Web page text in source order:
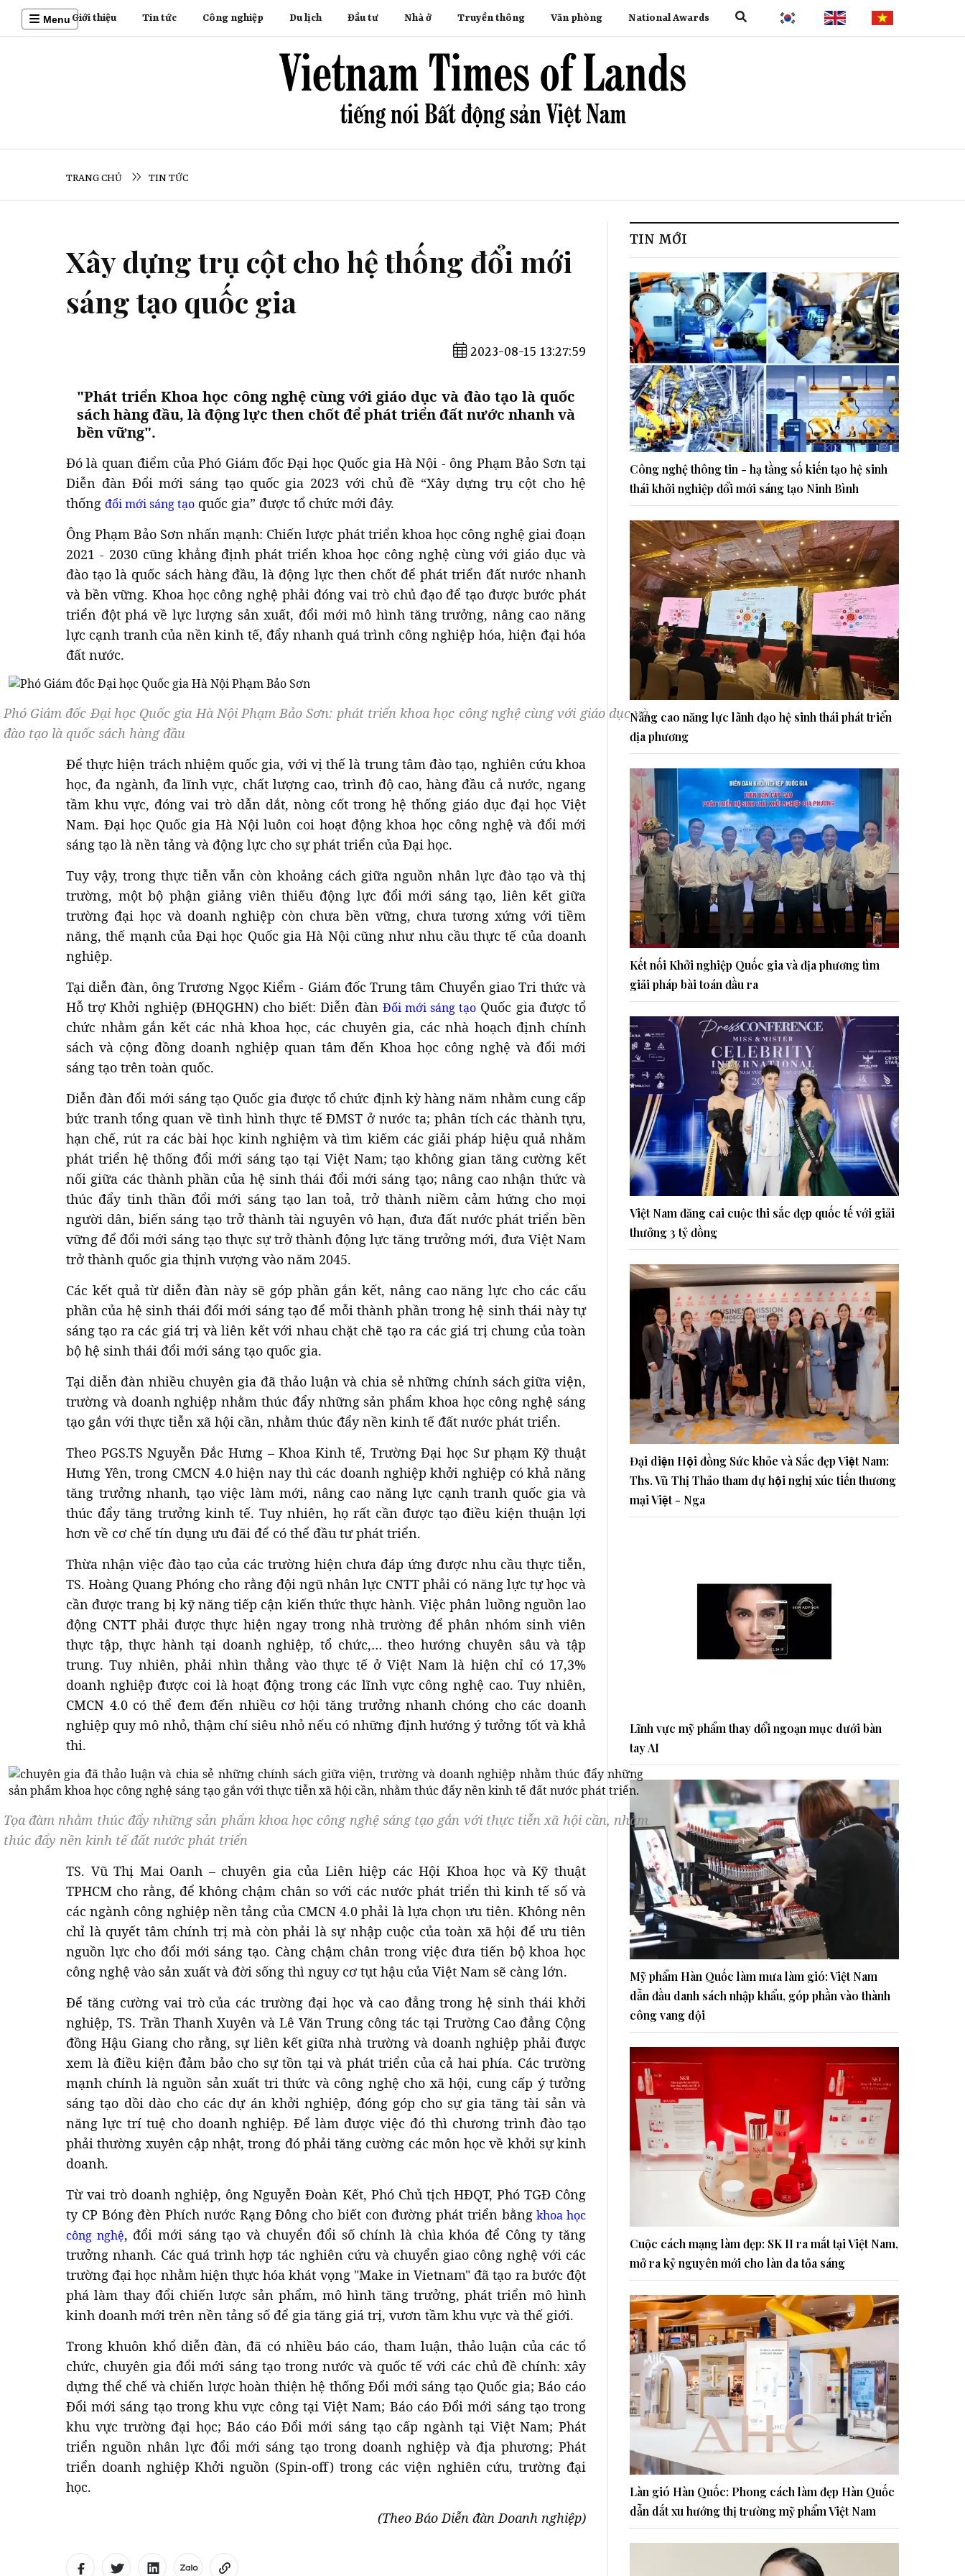
Menu Giới thiệu Tin tức Công nghiệp Du lịch Đầu tư Nhà ở Truyền thông Văn phòng National Awards
TRANG CHỦ TIN TỨC
Xây dựng trụ cột cho hệ thống đổi mới
sáng tạo quốc gia
2023-08-15 13:27:59
"Phát triển Khoa học công nghệ cùng với giáo dục và đào tạo là quốc
sách hàng đầu, là động lực then chốt để phát triển đất nước nhanh và
bền vững".
Đó là quan điểm của Phó Giám đốc Đại học Quốc gia Hà Nội - ông Phạm Bảo Sơn tại
Diễn đàn Đổi mới sáng tạo quốc gia 2023 với chủ đề “Xây dựng trụ cột cho hệ
thống đổi mới sáng tạo quốc gia” được tổ chức mới đây.
Ông Phạm Bảo Sơn nhấn mạnh: Chiến lược phát triển khoa học công nghệ giai đoạn
2021 - 2030 cũng khẳng định phát triển khoa học công nghệ cùng với giáo dục và
đào tạo là quốc sách hàng đầu, là động lực then chốt để phát triển đất nước nhanh
và bền vững. Khoa học công nghệ phải đóng vai trò chủ đạo để tạo được bước phát
triển đột phá về lực lượng sản xuất, đổi mới mô hình tăng trưởng, nâng cao năng
lực cạnh tranh của nền kinh tế, đẩy nhanh quá trình công nghiệp hóa, hiện đại hóa
đất nước.
Phó Giám đốc Đại học Quốc gia Hà Nội Phạm Bảo Sơn: phát triển khoa học công nghệ cùng với giáo dục và
đào tạo là quốc sách hàng đầu
Để thực hiện trách nhiệm quốc gia, với vị thế là trung tâm đào tạo, nghiên cứu khoa
học, đa ngành, đa lĩnh vực, chất lượng cao, trình độ cao, hàng đầu cả nước, ngang
tầm khu vực, đóng vai trò dẫn dắt, nòng cốt trong hệ thống giáo dục đại học Việt
Nam. Đại học Quốc gia Hà Nội luôn coi hoạt động khoa học công nghệ và đổi mới
sáng tạo là nền tảng và động lực cho sự phát triển của Đại học.
Tuy vậy, trong thực tiễn vẫn còn khoảng cách giữa nguồn nhân lực đào tạo và thị
trường, một bộ phận giảng viên thiếu động lực đổi mới sáng tạo, liên kết giữa
trường đại học và doanh nghiệp còn chưa bền vững, chưa tương xứng với tiềm
năng, thế mạnh của Đại học Quốc gia Hà Nội cũng như nhu cầu thực tế của doanh
nghiệp.
Tại diễn đàn, ông Trương Ngọc Kiểm - Giám đốc Trung tâm Chuyển giao Tri thức và
Hỗ trợ Khởi nghiệp (ĐHQGHN) cho biết: Diễn đàn Đổi mới sáng tạo Quốc gia được tổ
chức nhằm gắn kết các nhà khoa học, các chuyên gia, các nhà hoạch định chính
sách và cộng đồng doanh nghiệp quan tâm đến Khoa học công nghệ và đổi mới
sáng tạo trên toàn quốc.
Diễn đàn đổi mới sáng tạo Quốc gia được tổ chức định kỳ hàng năm nhằm cung cấp
bức tranh tổng quan về tình hình thực tế ĐMST ở nước ta; phân tích các thành tựu,
hạn chế, rút ra các bài học kinh nghiệm và tìm kiếm các giải pháp hiệu quả nhằm
phát triển hệ thống đổi mới sáng tạo tại Việt Nam; tạo không gian tăng cường kết
nối giữa các thành phần của hệ sinh thái đổi mới sáng tạo; nâng cao nhận thức và
thúc đẩy tinh thần đổi mới sáng tạo lan toả, trở thành niềm cảm hứng cho mọi
người dân, biến sáng tạo trở thành tài nguyên vô hạn, đưa đất nước phát triển bền
vững để đổi mới sáng tạo thực sự trở thành động lực tăng trưởng mới, đưa Việt Nam
trở thành quốc gia thịnh vượng vào năm 2045.
Các kết quả từ diễn đàn này sẽ góp phần gắn kết, nâng cao năng lực cho các cấu
phần của hệ sinh thái đổi mới sáng tạo để mỗi thành phần trong hệ sinh thái này tự
sáng tạo ra các giá trị và liên kết với nhau chặt chẽ tạo ra các giá trị chung của toàn
bộ hệ sinh thái đổi mới sáng tạo quốc gia.
Tại diễn đàn nhiều chuyên gia đã thảo luận và chia sẻ những chính sách giữa viện,
trường và doanh nghiệp nhằm thúc đẩy những sản phẩm khoa học công nghệ sáng
tạo gắn với thực tiễn xã hội cần, nhằm thúc đẩy nền kinh tế đất nước phát triển.
Theo PGS.TS Nguyễn Đắc Hưng – Khoa Kinh tế, Trường Đại học Sư phạm Kỹ thuật
Hưng Yên, trong CMCN 4.0 hiện nay thì các doanh nghiệp khởi nghiệp có khả năng
tăng trưởng nhanh, tạo việc làm mới, nâng cao năng lực cạnh tranh quốc gia và
thúc đẩy tăng trưởng kinh tế. Tuy nhiên, họ rất cần được tạo điều kiện thuận lợi
hơn về cơ chế tín dụng ưu đãi để có thể đầu tư phát triển.
Thừa nhận việc đào tạo của các trường hiện chưa đáp ứng được nhu cầu thực tiễn,
TS. Hoàng Quang Phóng cho rằng đội ngũ nhân lực CNTT phải có năng lực tự học và
cần được trang bị kỹ năng tiếp cận kiến thức thực hành. Việc phân luồng nguồn lao
động CNTT phải được thực hiện ngay trong nhà trường để phân nhóm sinh viên
thực tập, thực hành tại doanh nghiệp, tổ chức,… theo hướng chuyên sâu và tập
trung. Tuy nhiên, phải nhìn thẳng vào thực tế ở Việt Nam là hiện chỉ có 17,3%
doanh nghiệp được coi là hoạt động trong các lĩnh vực công nghệ cao. Tuy nhiên,
CMCN 4.0 có thể đem đến nhiều cơ hội tăng trưởng nhanh chóng cho các doanh
nghiệp quy mô nhỏ, thậm chí siêu nhỏ nếu có những định hướng ý tưởng tốt và khả
thi.
Tọa đàm nhằm thúc đẩy những sản phẩm khoa học công nghệ sáng tạo gắn với thực tiễn xã hội cần, nhằm
thúc đẩy nền kinh tế đất nước phát triển
TS. Vũ Thị Mai Oanh – chuyên gia của Liên hiệp các Hội Khoa học và Kỹ thuật
TPHCM cho rằng, để không chậm chân so với các nước phát triển thì kinh tế số và
các ngành công nghiệp nền tảng của CMCN 4.0 phải là lựa chọn ưu tiên. Không nên
chỉ là quyết tâm chính trị mà còn phải là sự nhập cuộc của toàn xã hội để ưu tiên
nguồn lực cho đổi mới sáng tạo. Càng chậm chân trong việc đưa tiến bộ khoa học
công nghệ vào sản xuất và đời sống thì nguy cơ tụt hậu của Việt Nam sẽ càng lớn.
Để tăng cường vai trò của các trường đại học và cao đẳng trong hệ sinh thái khởi
nghiệp, TS. Trần Thanh Xuyên và Lê Văn Trung công tác tại Trường Cao đẳng Cộng
đồng Hậu Giang cho rằng, sự liên kết giữa nhà trường và doanh nghiệp phải được
xem là điều kiện đảm bảo cho sự tồn tại và phát triển của cả hai phía. Các trường
mạnh chính là nguồn sản xuất tri thức và công nghệ cho xã hội, cung cấp ý tưởng
sáng tạo dồi dào cho các dự án khởi nghiệp, đóng góp cho sự gia tăng tài sản và
năng lực trí tuệ cho doanh nghiệp. Để làm được việc đó thì chương trình đào tạo
phải thường xuyên cập nhật, trong đó phải tăng cường các môn học về khởi sự kinh
doanh.
Từ vai trò doanh nghiệp, ông Nguyễn Đoàn Kết, Phó Chủ tịch HĐQT, Phó TGĐ Công
ty CP Bóng đèn Phích nước Rạng Đông cho biết con đường phát triển bằngkhoa học
công nghệ, đổi mới sáng tạo và chuyển đổi số chính là chìa khóa để Công ty tăng
trưởng nhanh. Các quá trình hợp tác nghiên cứu và chuyển giao công nghệ với các
trường đại học nhằm hiện thực hóa khát vọng "Make in Vietnam" đã tạo ra bước đột
phá làm thay đổi chiến lược sản phẩm, mô hình tăng trưởng, phát triển mô hình
kinh doanh mới trên nền tảng số để gia tăng giá trị, vươn tầm khu vực và thế giới.
Trong khuôn khổ diễn đàn, đã có nhiều báo cáo, tham luận, thảo luận của các tổ
chức, chuyên gia đổi mới sáng tạo trong nước và quốc tế với các chủ đề chính: xây
dựng thể chế và chiến lược hoàn thiện hệ thống Đổi mới sáng tạo Quốc gia; Báo cáo
Đổi mới sáng tạo trong khu vực công tại Việt Nam; Báo cáo Đổi mới sáng tạo trong
khu vực trường đại học; Báo cáo Đổi mới sáng tạo cấp ngành tại Việt Nam; Phát
triển nguồn nhân lực đổi mới sáng tạo trong doanh nghiệp và địa phương; Phát
triển doanh nghiệp Khởi nguồn (Spin-off) trong các viện nghiên cứu, trường đại
học.
(Theo Báo Diễn đàn Doanh nghiệp)
TIN MỚI
Công nghệ thông tin - hạ tầng số kiến tạo hệ sinh
thái khởi nghiệp đổi mới sáng tạo Ninh Bình
Nâng cao năng lực lãnh đạo hệ sinh thái phát triển
địa phương
Kết nối Khởi nghiệp Quốc gia và địa phương tìm
giải pháp bài toán đầu ra
Việt Nam đăng cai cuộc thi sắc đẹp quốc tế với giải
thưởng 3 tỷ đồng
Đại diện Hội đồng Sức khỏe và Sắc đẹp Việt Nam:
Ths. Vũ Thị Thảo tham dự hội nghị xúc tiến thương
mại Việt - Nga
Lĩnh vực mỹ phẩm thay đổi ngoạn mục dưới bàn
tay AI
Mỹ phẩm Hàn Quốc làm mưa làm gió: Việt Nam
dẫn đầu danh sách nhập khẩu, góp phần vào thành
công vang dội
Cuộc cách mạng làm đẹp: SK II ra mắt tại Việt Nam,
mở ra kỷ nguyên mới cho làn da tỏa sáng
Làn gió Hàn Quốc: Phong cách làm đẹp Hàn Quốc
dẫn dắt xu hướng thị trường mỹ phẩm Việt Nam